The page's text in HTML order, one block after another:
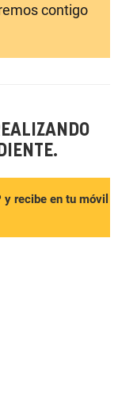
contigo
recibe en tu móvil